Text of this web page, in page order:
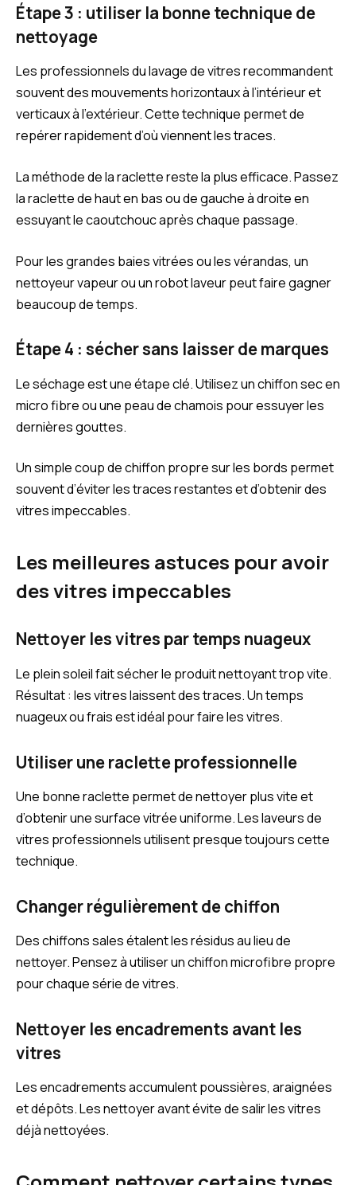
Étape 3 : utiliser la bonne technique de
nettoyage
Les professionnels du lavage de vitres recommandent
souvent des mouvements horizontaux à l’intérieur et
verticaux à l’extérieur. Cette technique permet de
repérer rapidement d’où viennent les traces.
La méthode de la raclette reste la plus efficace. Passez
la raclette de haut en bas ou de gauche à droite en
essuyant le caoutchouc après chaque passage.
Pour les grandes baies vitrées ou les vérandas, un
nettoyeur vapeur ou un robot laveur peut faire gagner
beaucoup de temps.
Étape 4 : sécher sans laisser de marques
Le séchage est une étape clé. Utilisez un chiffon sec en
micro fibre ou une peau de chamois pour essuyer les
dernières gouttes.
Un simple coup de chiffon propre sur les bords permet
souvent d’éviter les traces restantes et d’obtenir des
vitres impeccables.
Les meilleures astuces pour avoir
des vitres impeccables
Nettoyer les vitres par temps nuageux
Le plein soleil fait sécher le produit nettoyant trop vite.
Résultat : les vitres laissent des traces. Un temps
nuageux ou frais est idéal pour faire les vitres.
Utiliser une raclette professionnelle
Une bonne raclette permet de nettoyer plus vite et
d’obtenir une surface vitrée uniforme. Les laveurs de
vitres professionnels utilisent presque toujours cette
technique.
Changer régulièrement de chiffon
Des chiffons sales étalent les résidus au lieu de
nettoyer. Pensez à utiliser un chiffon microfibre propre
pour chaque série de vitres.
Nettoyer les encadrements avant les
vitres
Les encadrements accumulent poussières, araignées
et dépôts. Les nettoyer avant évite de salir les vitres
déjà nettoyées.